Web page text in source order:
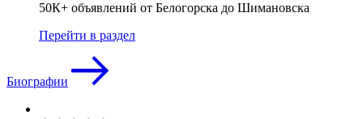
50К+ объявлений от Белогорска до Шимановска
Перейти в раздел
Биографии